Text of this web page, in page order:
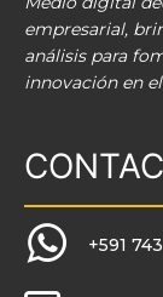
empresarial,
análisis para
innovación en
+591